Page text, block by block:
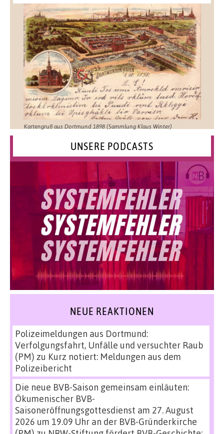
Kartengruß aus Dortmund 1898 (Sammlung Klaus Winter)
UNSERE PODCASTS
NEUE REAKTIONEN
Polizeimeldungen aus Dortmund:
Verfolgungsfahrt, Unfälle und versuchter Raub
(PM) zu Kurz notiert: Meldungen aus dem
Polizeibericht
Die neue BVB-Saison gemeinsam einläuten:
Ökumenischer BVB-
Saisoneröffnungsgottesdienst am 27. August
2026 um 19.09 Uhr an der BVB-Gründerkirche